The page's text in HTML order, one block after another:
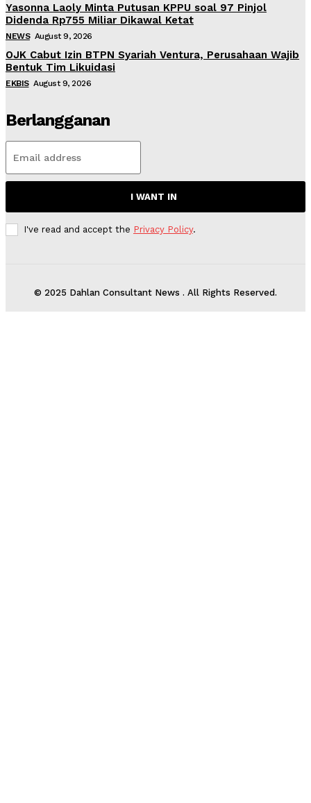
Yasonna Laoly Minta Putusan KPPU soal 97 Pinjol
Didenda Rp755 Miliar Dikawal Ketat
NEWS August 9, 2026
OJK Cabut Izin BTPN Syariah Ventura, Perusahaan Wajib
Bentuk Tim Likuidasi
EKBIS August 9, 2026
Berlangganan
I WANT IN
I've read and accept the Privacy Policy.
© 2025 Dahlan Consultant News . All Rights Reserved.